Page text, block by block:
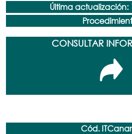
Última actualización:
CONSULTAR
Cód.